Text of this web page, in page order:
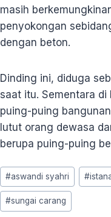
masih
penyokongan
dengan beton.
Dinding ini, diduga
saat itu. Sementara
puing-puing
lutut orang dewasa
berupa puing-puing
Post
Tags:
#aswandi syahri #
#sungai carang